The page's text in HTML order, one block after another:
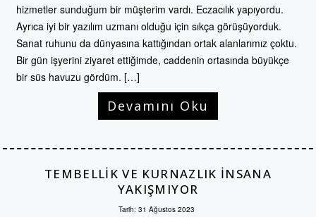
hizmetler sunduğum bir müşterim vardı. Eczacılık yapıyordu.
Ayrıca iyi bir yazılım uzmanı olduğu için sıkça görüşüyorduk.
Sanat ruhunu da dünyasına kattığından ortak alanlarımız çoktu.
Bir gün işyerini ziyaret ettiğimde, caddenin ortasında büyükçe
bir süs havuzu gördüm. […]
Devamını Oku
TEMBELLIK VE KURNAZLIK INSANA
YAKIŞMIYOR
Tarih: 31 Ağustos 2023